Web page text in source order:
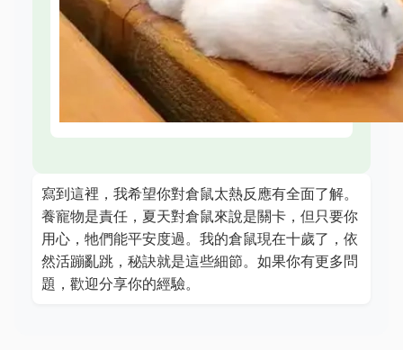
寫到這裡，我希望你對倉鼠太熱反應有全面了解。
養寵物是責任，夏天對倉鼠來說是關卡，但只要你
用心，牠們能平安度過。我的倉鼠現在十歲了，依
然活蹦亂跳，秘訣就是這些細節。如果你有更多問
題，歡迎分享你的經驗。